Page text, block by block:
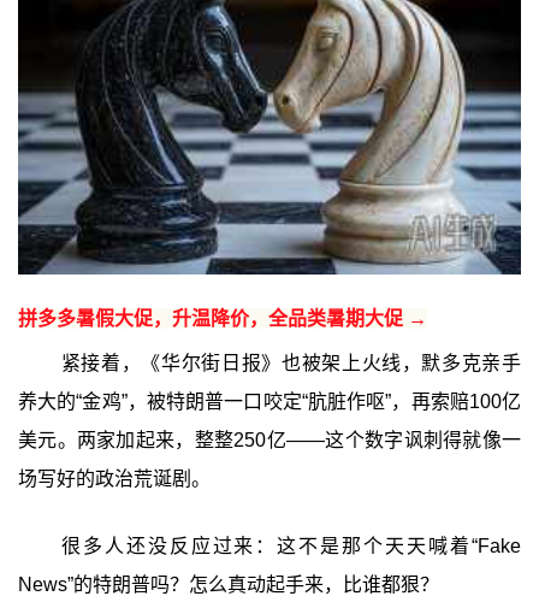
拼多多暑假大促，升温降价，全品类暑期大促 →
紧接着，《华尔街日报》也被架上火线，默多克亲手
养大的“金鸡”，被特朗普一口咬定“肮脏作呕”，再索赔100亿
美元。两家加起来，整整250亿——这个数字讽刺得就像一
场写好的政治荒诞剧。
很多人还没反应过来：这不是那个天天喊着“Fake
News”的特朗普吗？怎么真动起手来，比谁都狠？